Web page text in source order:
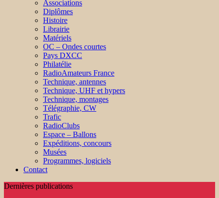
Associations
Diplômes
Histoire
Librairie
Matériels
OC – Ondes courtes
Pays DXCC
Philatélie
RadioAmateurs France
Technique, antennes
Technique, UHF et hypers
Technique, montages
Télégraphie, CW
Trafic
RadioClubs
Espace – Ballons
Expéditions, concours
Musées
Programmes, logiciels
Contact
Dernières publications